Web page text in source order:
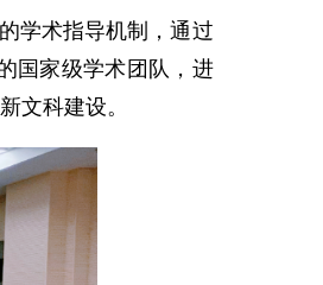
学术指导机制，通过
国家级学术团队，进
文科建设。